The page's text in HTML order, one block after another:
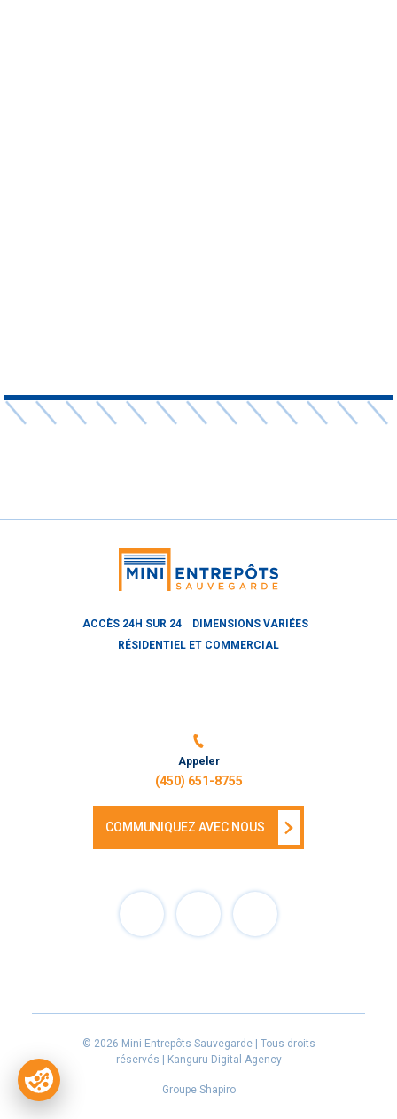
ACCÈS 24H SUR 24
DIMENSIONS VARIÉES
RÉSIDENTIEL ET COMMERCIAL
Appeler
(450) 651-8755
COMMUNIQUEZ AVEC NOUS
© 2026 Mini Entrepôts Sauvegarde | Tous droits
réservés | Kanguru Digital Agency
Groupe Shapiro